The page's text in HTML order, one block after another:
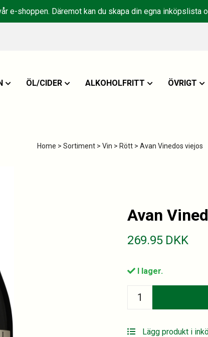
e-shoppen. Däremot kan du skapa din egna inköpslista
ÖL/CIDER ALKOHOLFRITT ÖVRIGT
Home > Sortiment> Vin > Rött> Avan Vinedos viejos
Avan
269.95 DKK
I lager.
Vinedos
quantityLägg produkt i